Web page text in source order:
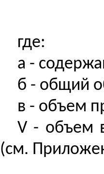
где:
а -
б - общий
в - объем
V - объем
(см.